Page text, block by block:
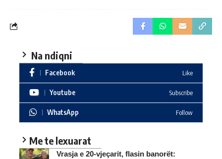
Na ndiqni
Facebook Like
Youtube Subscribe
WhatsApp Follow
Me te lexuarat
Vrasja e 20-vjeçarit, flasin banorët: